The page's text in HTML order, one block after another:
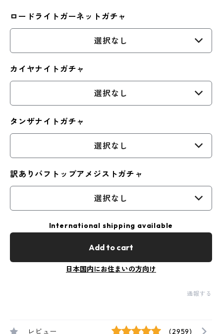
ロードライトガーネットガチャ
選択なし
カイヤナイトガチャ
選択なし
タンザナイトガチャ
選択なし
訳ありバフトップアメジストガチャ
選択なし
International shipping available
Add to cart
日本国内にお住まいの方向け
通報する
レビュー (2959)